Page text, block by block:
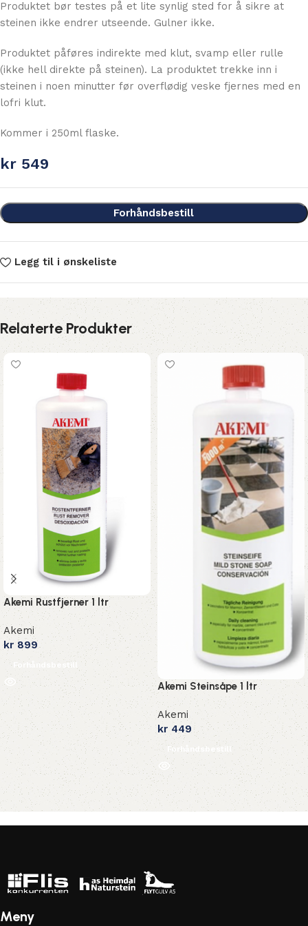
Produktet bør testes på et lite synlig sted for å sikre at
steinen ikke endrer utseende. Gulner ikke.
Produktet påføres indirekte med klut, svamp eller rulle
(ikke hell direkte på steinen). La produktet trekke inn i
steinen i noen minutter før overflødig veske fjernes med en
lofri klut.
Kommer i 250ml flaske.
kr 549
Forhåndsbestill
Legg til i ønskeliste
Relaterte Produkter
Akemi Rustfjerner 1 ltr
Akemi
kr 899
Forhåndsbestill
Akemi Steinsåpe 1 ltr
Akemi
kr 449
Forhåndsbestill
Meny